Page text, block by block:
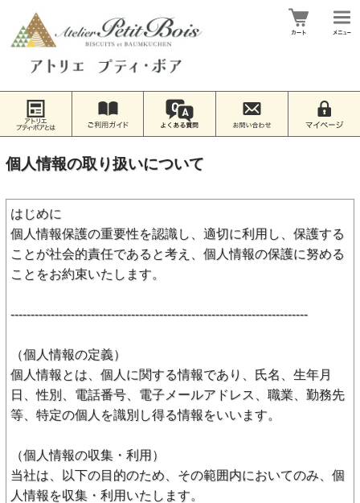
個人情報の取り扱いについて
はじめに
個人情報保護の重要性を認識し、適切に利用し、保護する
ことが社会的責任であると考え、個人情報の保護に努める
ことをお約束いたします。
--------------------------------------------------------------------------
（個人情報の定義）
個人情報とは、個人に関する情報であり、氏名、生年月
日、性別、電話番号、電子メールアドレス、職業、勤務先
等、特定の個人を識別し得る情報をいいます。
（個人情報の収集・利用）
当社は、以下の目的のため、その範囲内においてのみ、個
人情報を収集・利用いたします。